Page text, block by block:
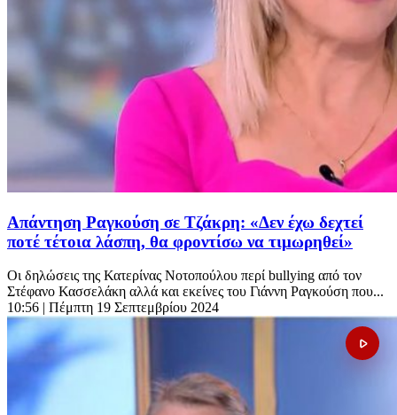
Απάντηση Ραγκούση σε Τζάκρη: «Δεν έχω δεχτεί
ποτέ τέτοια λάσπη, θα φροντίσω να τιμωρηθεί»
Οι δηλώσεις της Κατερίνας Νοτοπούλου περί bullying από τον
Στέφανο Κασσελάκη αλλά και εκείνες του Γιάννη Ραγκούση που...
10:56 | Πέμπτη 19 Σεπτεμβρίου 2024